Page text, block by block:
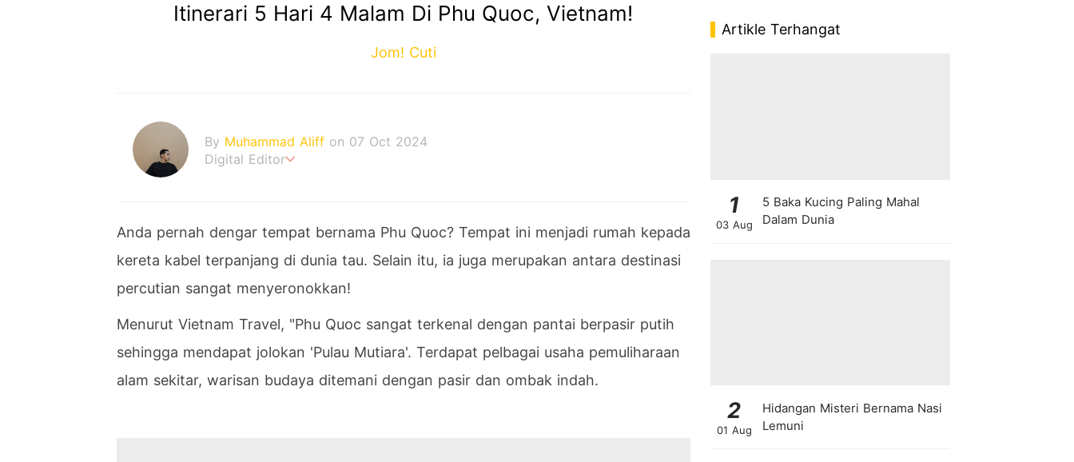
Itinerari 5 Hari 4 Malam Di Phu Quoc, Vietnam!
Jom! Cuti
By Muhammad Aliff on 07 Oct 2024
Digital Editor
Anda pernah dengar tempat bernama Phu Quoc? Tempat ini menjadi rumah kepada
kereta kabel terpanjang di dunia tau. Selain itu, ia juga merupakan antara destinasi
percutian sangat menyeronokkan!
Menurut Vietnam Travel, "Phu Quoc sangat terkenal dengan pantai berpasir putih
sehingga mendapat jolokan 'Pulau Mutiara'. Terdapat pelbagai usaha pemuliharaan
alam sekitar, warisan budaya ditemani dengan pasir dan ombak indah.
Artikle Terhangat
1
03 Aug
5 Baka Kucing Paling Mahal
Dalam Dunia
2
01 Aug
Hidangan Misteri Bernama Nasi
Lemuni